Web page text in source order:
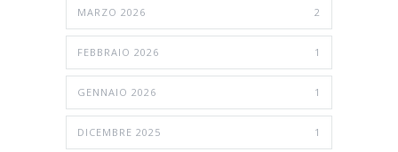
MARZO 2026 2
FEBBRAIO 2026 1
GENNAIO 2026 1
DICEMBRE 2025 1